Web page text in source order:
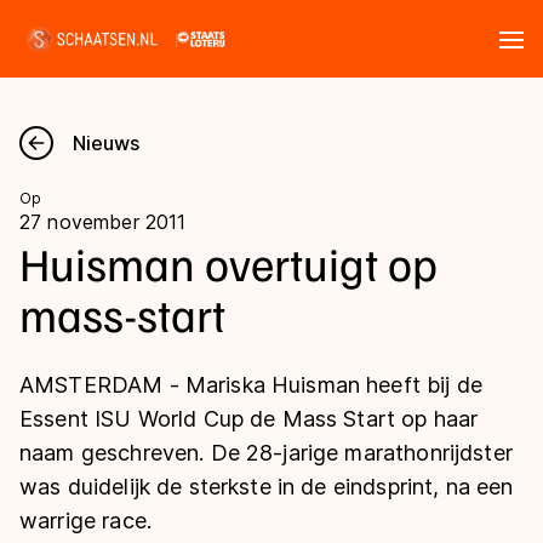
Nieuws
Kalender
Disciplines
Langebaan
Shorttrack
Inlineskaten
Uitslagen
Langebaan
Shorttrack
Marathon
Tijden & historie
Ranglijsten Langebaan
Nieuws
Op
27 november 2011
Huisman overtuigt op
mass-start
AMSTERDAM - Mariska Huisman heeft bij de
Essent ISU World Cup de Mass Start op haar
naam geschreven. De 28-jarige marathonrijdster
was duidelijk de sterkste in de eindsprint, na een
warrige race.